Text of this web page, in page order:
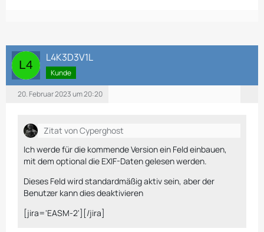
L4K3D3V1L
Kunde
20. Februar 2023 um 20:20
Zitat von Cyperghost
Ich werde für die kommende Version ein Feld einbauen,
mit dem optional die EXIF-Daten gelesen werden.
Dieses Feld wird standardmäßig aktiv sein, aber der
Benutzer kann dies deaktivieren
[jira='EASM-2'][/jira]